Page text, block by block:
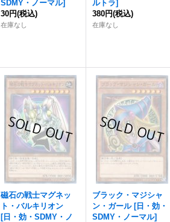
SDMY・ノーマル]
30円(税込)
在庫なし
ルトラ]
380円(税込)
在庫なし
磁石の戦士マグネッ
ト・バルキリオン
[日・効・SDMY・ノ
ブラック・マジシャ
ン・ガール [日・効・
SDMY・ノーマル]